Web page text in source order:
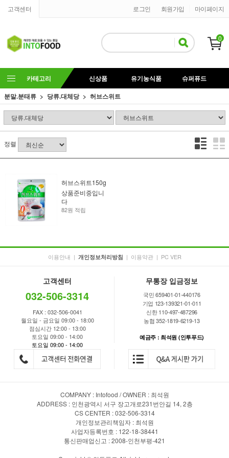
고객센터 마이페이지
회원가입
로그인
0
카테고리 신상품 유기농식품
슈퍼퓨드
분말.분태류
당류.대체당 허브스위트
정렬
허브스위트150g
상품준비중입니
다
82원 적립
이용안내 | 개인정보처리방침 | 이용약관 | PC VER
고객센터
032-506-3314
FAX : 032-506-0041
월요일 - 금요일 09:00 - 18:00
점심시간 12:00 - 13:00
토요일 09:00 - 14:00
토요일 09:00 - 14:00
무통장 입금정보
국민 659401-01-440176
기업 123-139321-01-011
신한 110-497-487296
농협 352-1819-6219-13
예금주 : 최석원 (인투푸드)
COMPANY : Intofood / OWNER : 최석원
ADDRESS : 인천광역시 서구 장고개로231번안길 14, 2층
CS CENTER : 032-506-3314
개인정보관리책임자 : 최석원
사업자등록번호 : 122-18-38441
통신판매업신고 : 2008-인천부평-421